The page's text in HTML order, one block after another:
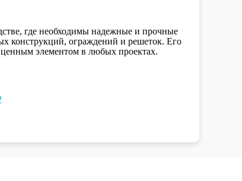
где необходимы надежные и прочные
конструкций, ограждений и решеток. Его
элементом в любых проектах.
профиль для любого проекта.